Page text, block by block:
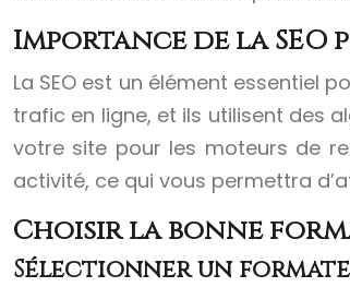
Importance de la
La SEO est un élément essentiel
trafic en ligne, et ils utilisent des
votre site pour les moteurs de
activité, ce qui vous permettra
Choisir la bonne
Sélectionner un